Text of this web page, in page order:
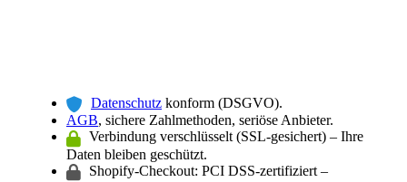
Datenschutz konform (DSGVO).
AGB, sichere Zahlmethoden, seriöse Anbieter.
Verbindung verschlüsselt (SSL-gesichert) – Ihre
Daten bleiben geschützt.
Shopify-Checkout: PCI DSS-zertifiziert –